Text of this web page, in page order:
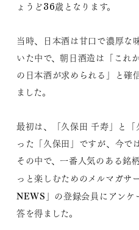
ょうど36歳となります。
当時、日本酒は甘口で濃厚な
いた中で、朝日酒造は「これ
の日本酒が求められる」と確
ました。
最初は、「久保田 千寿」と
った「久保田」ですが、今で
その中で、一番人気のある銘
っと楽しむためのメルマガサ
NEWS 」の登録会員にアン
答を得ました。